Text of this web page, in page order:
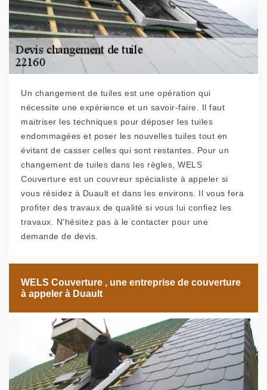
Un changement de tuiles est une opération qui
nécessite une expérience et un savoir-faire. Il faut
maitriser les techniques pour déposer les tuiles
endommagées et poser les nouvelles tuiles tout en
évitant de casser celles qui sont restantes. Pour un
changement de tuiles dans les règles, WELS
Couverture est un couvreur spécialiste à appeler si
vous résidez à Duault et dans les environs. Il vous fera
profiter des travaux de qualité si vous lui confiez les
travaux. N’hésitez pas à le contacter pour une
demande de devis.
WELS Couverture , une entreprise de couverture
à appeler à Duault